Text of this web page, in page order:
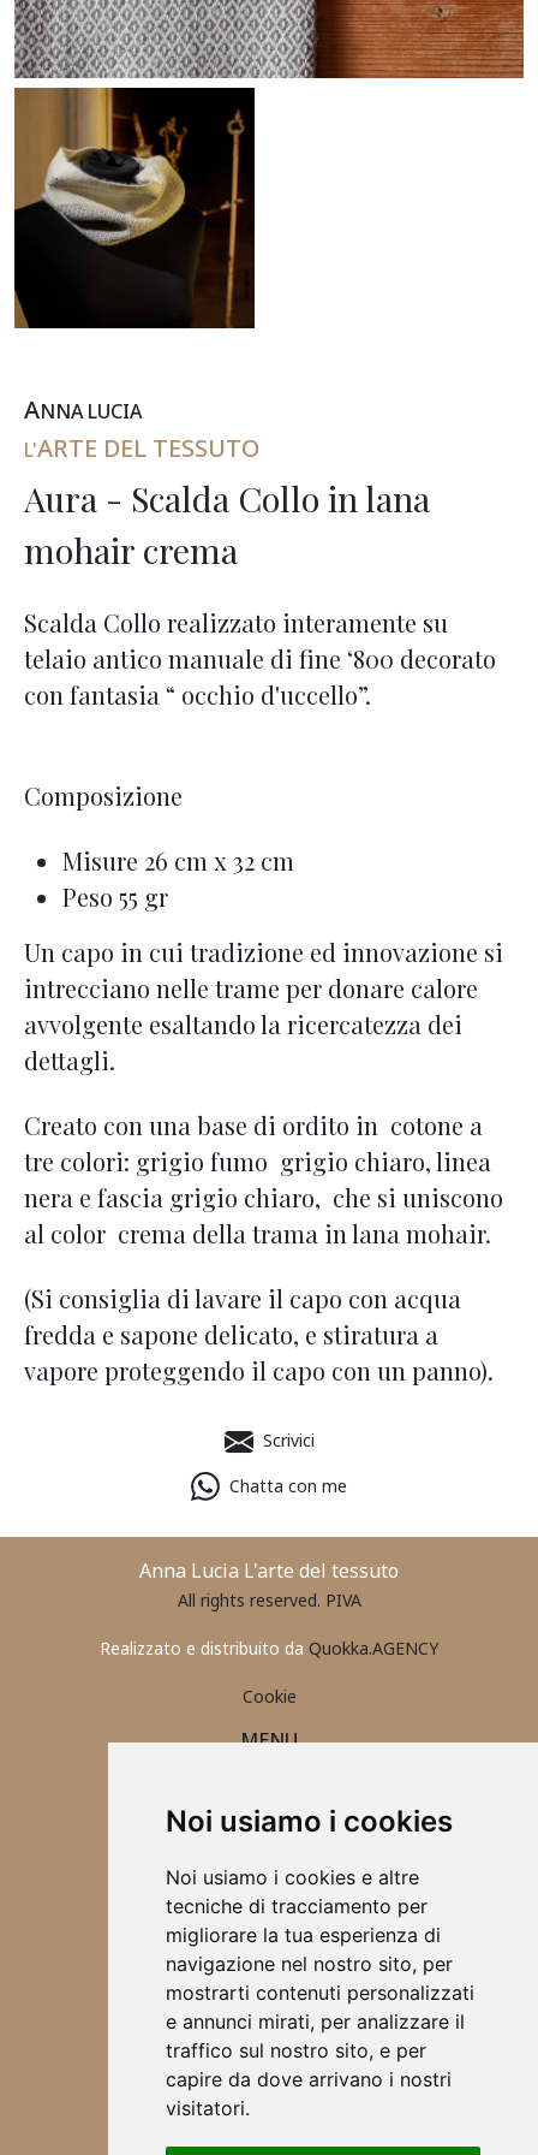
Noi usiamo i cookies
Noi usiamo i cookies e altre
tecniche di tracciamento per
migliorare la tua esperienza di
navigazione nel nostro sito, per
mostrarti contenuti personalizzati
e annunci mirati, per analizzare il
traffico sul nostro sito, e per
capire da dove arrivano i nostri
visitatori.
ANNALUCIA
L'ARTE DEL TESSUTO
Aura - Scalda Collo in lana
mohair crema
Scalda Collo realizzato interamente su
telaio antico manuale di fine ‘800 decorato
con fantasia “ occhio d'uccello”.
Composizione
Misure 26 cm x 32 cm
Peso 55 gr
Un capo in cui tradizione ed innovazione si
intrecciano nelle trame per donare calore
avvolgente esaltando la ricercatezza dei
dettagli.
Creato con una base di ordito in cotone a
tre colori: grigio fumo grigio chiaro, linea
nera e fascia grigio chiaro, che si uniscono
al color crema della trama in lana mohair.
(Si consiglia di lavare il capo con acqua
fredda e sapone delicato, e stiratura a
vapore proteggendo il capo con un panno).
Scrivici
Chatta con me
Anna Lucia L'arte del tessuto
All rights reserved. PIVA
Realizzato e distribuito da Quokka.AGENCY
Cookie
MENU
CONTATTI
ABBIGLIAMENTO 2025
TOVAGLIETTE ALL'AMERICANA
SCRUNCHIES
CHI SONO
DESIGN
BORSE
ABBIGLIAMENTO
SCALDA COLLO
SCIARPE
CORSI & WORKSHOP